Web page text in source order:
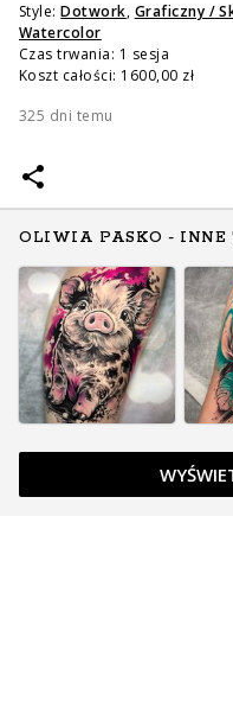
Style: Dotwork, Graficzny /
Watercolor
Czas trwania: 1 sesja
Koszt całości: 1600,00 zł
325 dni temu
OLIWIA PASKO - INNE